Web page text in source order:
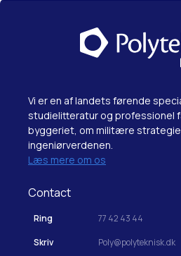
Vi er en af landets førende
studielitteratur og professionel
byggeriet, om militære
ingeniørverdenen.
Læs mere om os
Contact
Ring
77 42 43 44
Skriv
Poly@polyteknisk.dk